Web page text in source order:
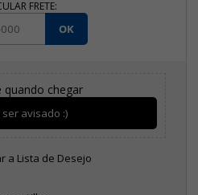
FRETE:
OK
quando chegar
avisado :)
a Lista de Desejo